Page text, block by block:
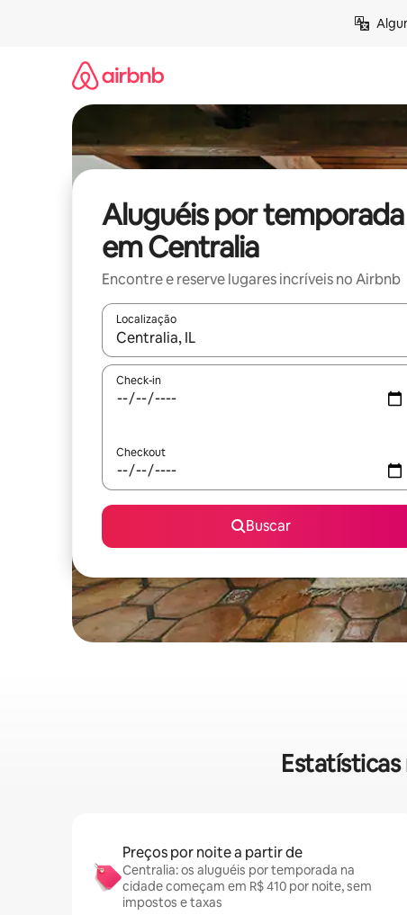
Aluguéis por temporada
em Centralia
Encontre e reserve lugares incríveis no Airbnb
Localização
Quando os resultados estiverem disponíveis,
Check-in
Checkout
Buscar
Preços por noite a partir de
Centralia: os aluguéis por temporada na
cidade começam em R$ 410 por noite, sem
impostos e taxas